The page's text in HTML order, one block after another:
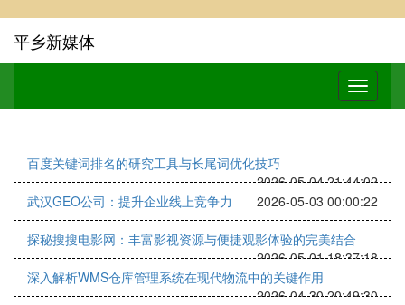
平乡新媒体
百度关键词排名的研究工具与长尾词优化技巧
2026-05-04 21:44:02
武汉GEO公司：提升企业线上竞争力
2026-05-03 00:00:22
探秘搜搜电影网：丰富影视资源与便捷观影体验的完美结合
2026-05-01 18:37:18
深入解析WMS仓库管理系统在现代物流中的关键作用
2026-04-30 20:49:30